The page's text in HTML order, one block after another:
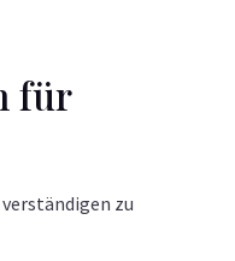
für
zu